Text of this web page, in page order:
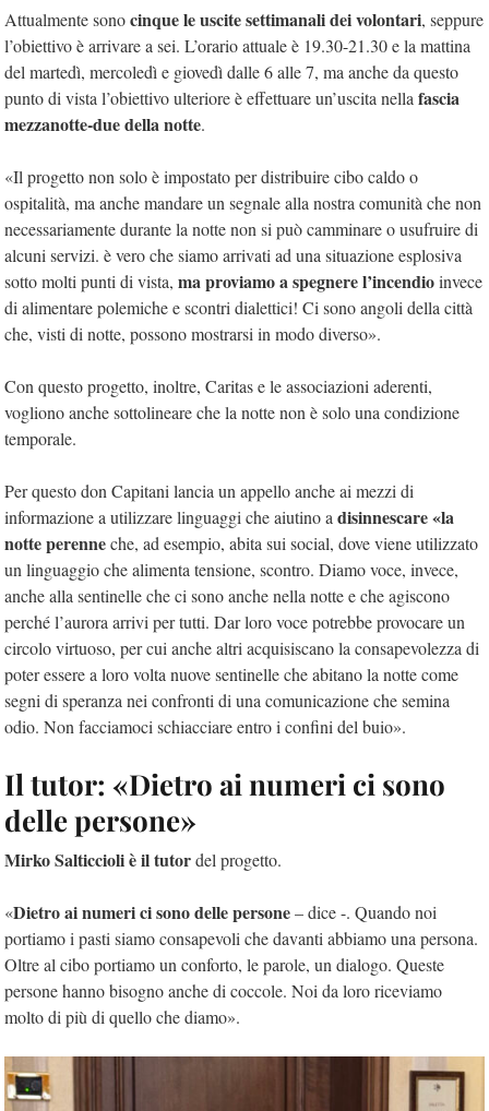
Attualmente sonocinque le uscite settimanali dei volontari, seppure
l’obiettivo è arrivare a sei. L’orario attuale è 19.30-21.30 e la mattina
del martedì, mercoledì e giovedì dalle 6 alle 7, ma anche da questo
punto di vista l’obiettivo ulteriore è effettuare un’uscita nellafascia
mezzanotte-due della notte.
«Il progetto non solo è impostato per distribuire cibo caldo o
ospitalità, ma anche mandare un segnale alla nostra comunità che non
necessariamente durante la notte non si può camminare o usufruire di
alcuni servizi. è vero che siamo arrivati ad una situazione esplosiva
sotto molti punti di vista, ma proviamo a spegnere l’incendioinvece
di alimentare polemiche e scontri dialettici! Ci sono angoli della città
che, visti di notte, possono mostrarsi in modo diverso».
Con questo progetto, inoltre, Caritas e le associazioni aderenti,
vogliono anche sottolineare che la notte non è solo una condizione
temporale.
Per questo don Capitani lancia un appello anche ai mezzi di
informazione a utilizzare linguaggi che aiutino adisinnescare «la
notte perenneche, ad esempio, abita sui social, dove viene utilizzato
un linguaggio che alimenta tensione, scontro. Diamo voce, invece,
anche alla sentinelle che ci sono anche nella notte e che agiscono
perché l’aurora arrivi per tutti. Dar loro voce potrebbe provocare un
circolo virtuoso, per cui anche altri acquisiscano la consapevolezza di
poter essere a loro volta nuove sentinelle che abitano la notte come
segni di speranza nei confronti di una comunicazione che semina
odio. Non facciamoci schiacciare entro i confini del buio».
Il tutor: «Dietro ai numeri ci sono
delle persone»
Mirko Salticcioli è il tutordel progetto.
«Dietro ai numeri ci sono delle persone– dice -. Quando noi
portiamo i pasti siamo consapevoli che davanti abbiamo una persona.
Oltre al cibo portiamo un conforto, le parole, un dialogo. Queste
persone hanno bisogno anche di coccole. Noi da loro riceviamo
molto di più di quello che diamo».